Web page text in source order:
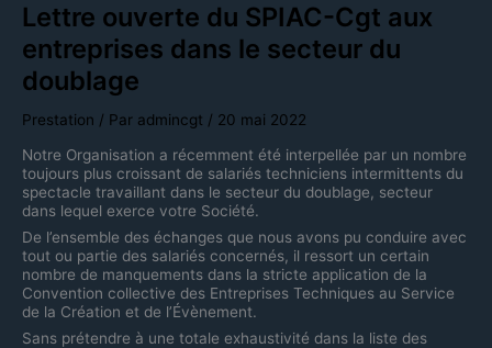
Lettre ouverte du SPIAC-Cgt aux
entreprises dans le secteur du
doublage
Prestation / Par admincgt / 20 mai 2022
Notre Organisation a récemment été interpellée par un nombre
toujours plus croissant de salariés techniciens intermittents du
spectacle travaillant dans le secteur du doublage, secteur
dans lequel exerce votre Société.
De l’ensemble des échanges que nous avons pu conduire avec
tout ou partie des salariés concernés, il ressort un certain
nombre de manquements dans la stricte application de la
Convention collective des Entreprises Techniques au Service
de la Création et de l’Évènement.
Sans prétendre à une totale exhaustivité dans la liste des